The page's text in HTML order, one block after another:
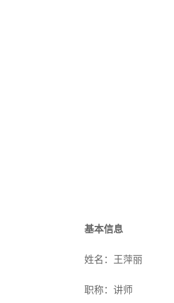
基本信息
姓名：王萍丽
职称：讲师